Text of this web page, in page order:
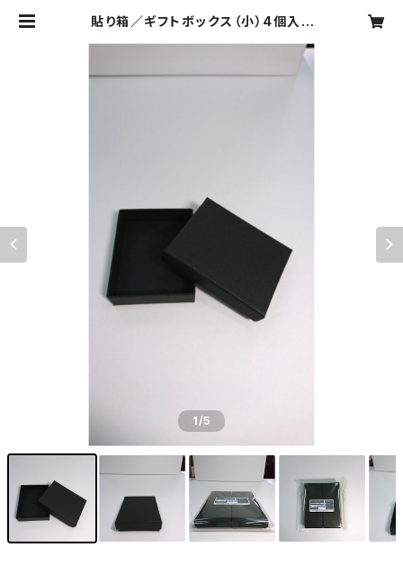
貼り箱／ギフトボックス（小）4個入 |
（ギフト箱/貼り箱/紙雑貨/ジュエリー
BOX/写真フレーム）～むげんだい∞
はーと～
1/5